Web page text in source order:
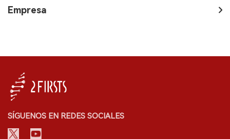
Empresa
SÍGUENOS EN REDES SOCIALES